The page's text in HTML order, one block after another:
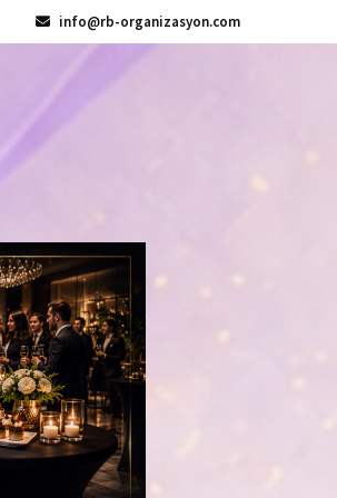
info@rb-organizasyon.com